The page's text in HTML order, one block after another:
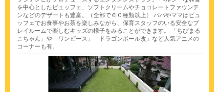
を中心としたビュッフェ、ソフトクリームやチョコレートファウンテ
ンなどのデザートも豊富。（全部で６０種類以上） パパやママはビュ
ッフェでお食事やお茶を楽しみながら、保育スタッフのいる安全なプ
レイルームで楽しむキッズの様子をみることができます。 「ちびまる
こちゃん」や「ワンピース」「ドラゴンボール改」など人気アニメの
コーナーも有。